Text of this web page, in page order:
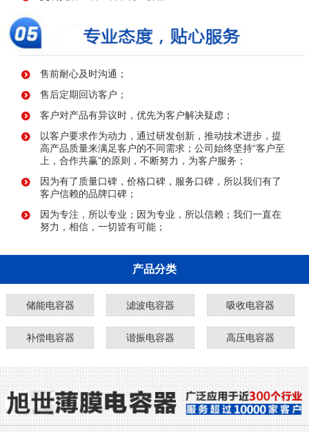
售前耐心及时沟通；
售后定期回访客户；
客户对产品有异议时，优先为客户解决疑虑；
以客户要求作为动力，通过研发创新，推动技术进步，提
高产品质量来满足客户的不同需求；公司始终坚持“客户至
上，合作共赢”的原则，不断努力，为客户服务；
因为有了质量口碑，价格口碑，服务口碑，所以我们有了
客户信赖的品牌口碑；
因为专注，所以专业；因为专业，所以信赖；我们一直在
努力，相信，一切皆有可能；
产品分类
储能电容器 滤波电容器 吸收电容器
补偿电容器 谐振电容器 高压电容器